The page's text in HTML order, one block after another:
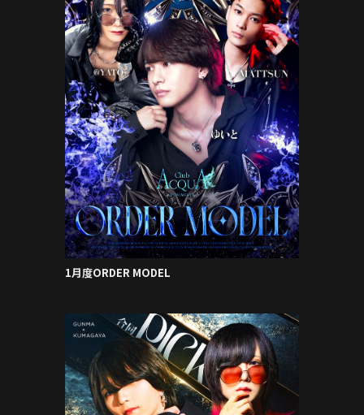
1月度ORDER MODEL